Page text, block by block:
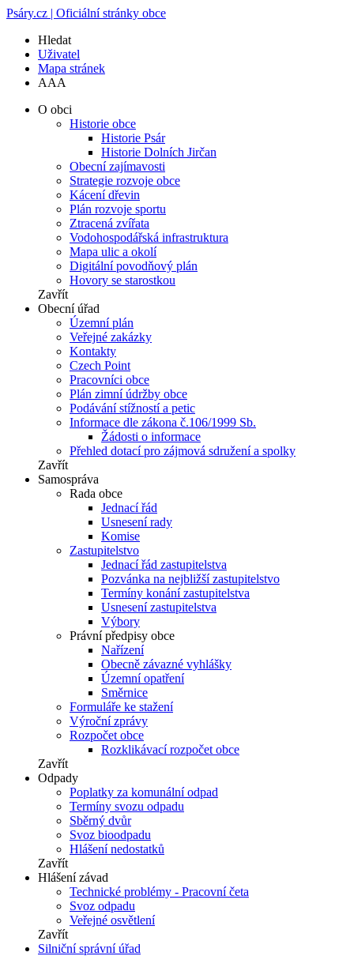
Psáry.cz | Oficiální stránky obce
Hledat
Uživatel
Mapa stránek
AAA
O obci
Historie obce
Historie Psár
Historie Dolních Jirčan
Obecní zajímavosti
Strategie rozvoje obce
Kácení dřevin
Plán rozvoje sportu
Ztracená zvířata
Vodohospodářská infrastruktura
Mapa ulic a okolí
Digitální povodňový plán
Hovory se starostkou
Zavřít
Obecní úřad
Územní plán
Veřejné zakázky
Kontakty
Czech Point
Pracovníci obce
Plán zimní údržby obce
Podávání stížností a petic
Informace dle zákona č.106/1999 Sb.
Žádosti o informace
Přehled dotací pro zájmová sdružení a spolky
Zavřít
Samospráva
Rada obce
Jednací řád
Usnesení rady
Komise
Zastupitelstvo
Jednací řád zastupitelstva
Pozvánka na nejbližší zastupitelstvo
Termíny konání zastupitelstva
Usnesení zastupitelstva
Výbory
Právní předpisy obce
Nařízení
Obecně závazné vyhlášky
Územní opatření
Směrnice
Formuláře ke stažení
Výroční zprávy
Rozpočet obce
Rozklikávací rozpočet obce
Zavřít
Odpady
Poplatky za komunální odpad
Termíny svozu odpadu
Sběrný dvůr
Svoz bioodpadu
Hlášení nedostatků
Zavřít
Hlášení závad
Technické problémy - Pracovní četa
Svoz odpadu
Veřejné osvětlení
Zavřít
Silniční správní úřad